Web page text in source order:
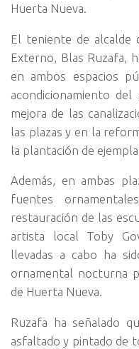
Huerta Nueva.
El teniente de alcalde
Externo, Blas Ruzafa,
en ambos espacios
acondicionamiento
mejora de las
las plazas y en la
la plantación de
Además, en ambas
fuentes
restauración de las
artista local Toby
llevadas a cabo ha
ornamental nocturna
de Huerta Nueva.
Ruzafa ha señalado
asfaltado y pintado de